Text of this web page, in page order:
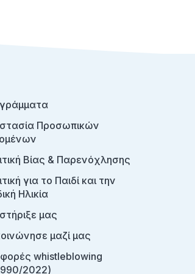
Προσωπικών
Βίας & Παρενόχλησης
για το Παιδί και την
Ηλικία
μας
μαζί μας
whistleblowing
2022)